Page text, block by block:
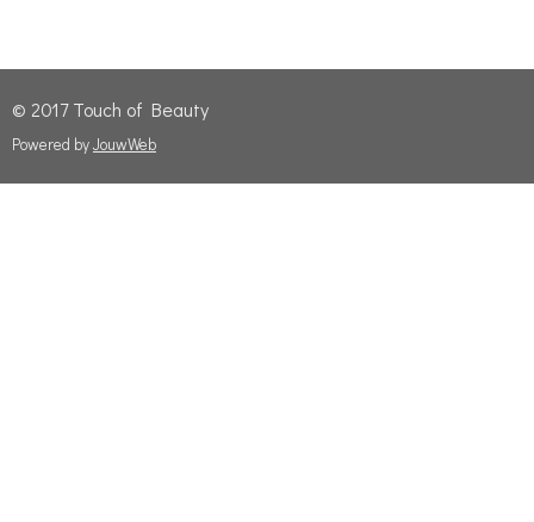
© 2017 Touch of Beauty
Powered byJouwWeb